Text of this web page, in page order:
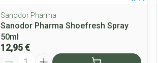
Sanodor Pharma
Sanodor Pharma Shoefresh Spray
50ml
12,95 €
Quantité